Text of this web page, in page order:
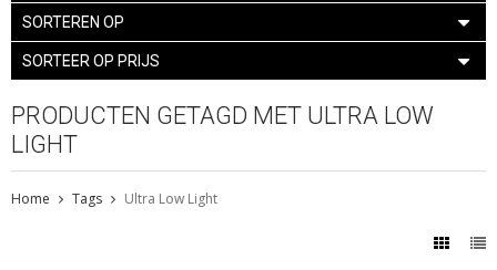
SORTEREN OP
SORTEER OP PRIJS
PRODUCTEN GETAGD MET ULTRA LOW
LIGHT
Home Tags Ultra Low Light